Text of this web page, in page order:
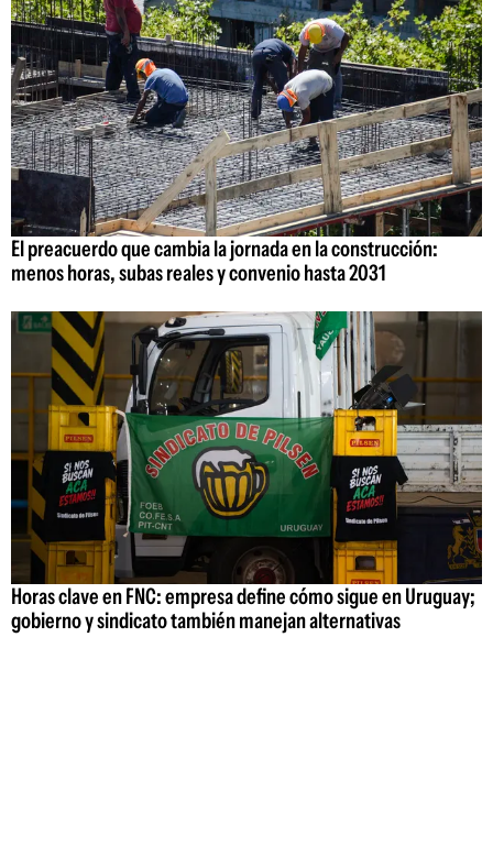
El preacuerdo que cambia la jornada en la construcción:
menos horas, subas reales y convenio hasta 2031
Horas clave en FNC: empresa define cómo sigue en Uruguay;
gobierno y sindicato también manejan alternativas